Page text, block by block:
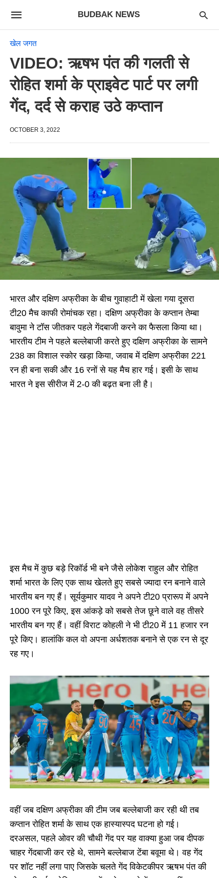
BUDBAK NEWS
खेल जगत
VIDEO: ऋषभ पंत की गलती से
रोहित शर्मा के प्राइवेट पार्ट पर लगी
गेंद, दर्द से कराह उठे कप्तान
OCTOBER 3, 2022
भारत और दक्षिण अफ्रीका के बीच गुवाहाटी में खेला गया दूसरा
टी20 मैच काफी रोमांचक रहा। दक्षिण अफ्रीका के कप्तान तेम्बा
बावुमा ने टॉस जीतकर पहले गेंदबाजी करने का फैसला किया था।
भारतीय टीम ने पहले बल्लेबाजी करते हुए दक्षिण अफ्रीका के सामने
238 का विशाल स्कोर खड़ा किया, जवाब में दक्षिण अफ्रीका 221
रन ही बना सकी और 16 रनों से यह मैच हार गई। इसी के साथ
भारत ने इस सीरीज में 2-0 की बढ़त बना ली है।
इस मैच में कुछ बड़े रिकॉर्ड भी बने जैसे लोकेश राहुल और रोहित
शर्मा भारत के लिए एक साथ खेलते हुए सबसे ज्यादा रन बनाने वाले
भारतीय बन गए हैं। सूर्यकुमार यादव ने अपने टी20 प्रारूप में अपने
1000 रन पूरे किए, इस आंकड़े को सबसे तेज छूने वाले वह तीसरे
भारतीय बन गए हैं। वहीं विराट कोहली ने भी टी20 में 11 हजार रन
पूरे किए। हालांकि कल वो अपना अर्धशतक बनाने से एक‌ रन से दूर
रह गए।
वहीं जब दक्षिण अफ्रीका की टीम जब बल्लेबाजी कर रही थी तब
कप्तान रोहित शर्मा के साथ एक हास्यास्पद घटना हो गई।
दरअसल, पहले ओवर की चौथी गेंद पर यह वाक्या हुआ जब दीपक
चाहर गेंदबाजी कर रहे थे, सामने बल्लेबाज टेंबा बवूमा थे। वह गेंद
पर शॉट नहीं लगा पाए जिसके चलते गेंद विकेटकीपर ऋषभ पंत की